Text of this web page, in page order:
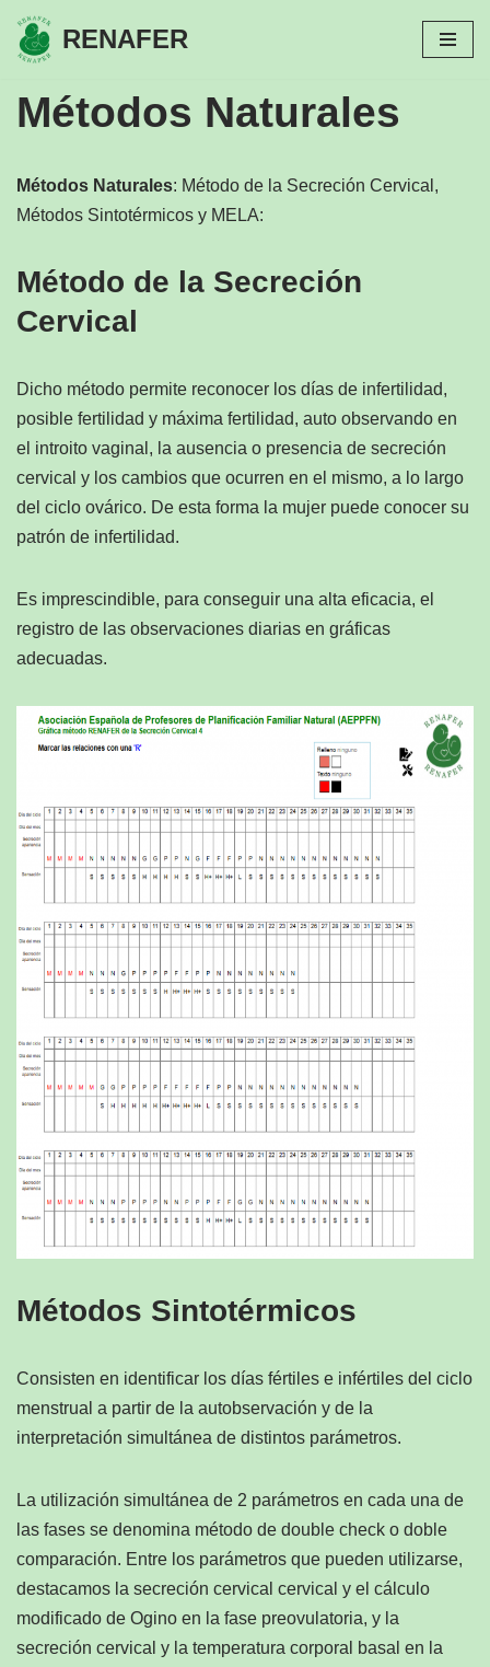
Saltar
contenido
RENAFER
Métodos Naturales
Métodos Naturales: Método de la Secreción Cervical,
Métodos Sintotérmicos y MELA:
Método de la Secreción
Cervical
Dicho método permite reconocer los días de infertilidad,
posible fertilidad y máxima fertilidad, auto observando en
el introito vaginal, la ausencia o presencia de secreción
cervical y los cambios que ocurren en el mismo, a lo largo
del ciclo ovárico. De esta forma la mujer puede conocer su
patrón de infertilidad.
Es imprescindible, para conseguir una alta eficacia, el
registro de las observaciones diarias en gráficas
adecuadas.
Métodos Sintotérmicos
Consisten en identificar los días fértiles e infértiles del ciclo
menstrual a partir de la autobservación y de la
interpretación simultánea de distintos parámetros.
La utilización simultánea de 2 parámetros en cada una de
las fases se denomina método de double check o doble
comparación. Entre los parámetros que pueden utilizarse,
destacamos la secreción cervical cervical y el cálculo
modificado de Ogino en la fase preovulatoria, y la
secreción cervical y la temperatura corporal basal en la